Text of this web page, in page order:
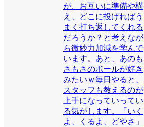
が、お互いに準備や構
え、どこに投げればう
まく打ち返してくれる
だろうか？と考えなが
ら微妙力加減を学んで
います。あと、あのも
さもさのボールが好き
みたいｗ毎日やると、
スタッフも教えるのが
上手になっていってい
る気がします。「いく
よ、くるよ、どやさ」